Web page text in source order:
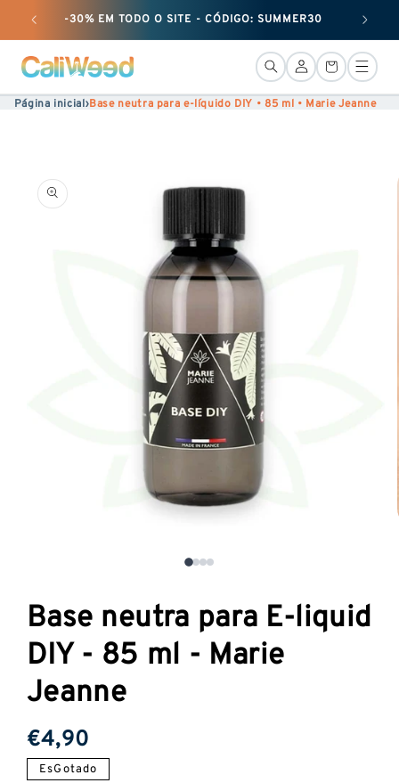
Ignorar
e
passar
ao
conteúdo
-30% EM TODO O SITE - CÓDIGO: SUMMER30 + 50 G
LiGaçãoCesto
Página inicial›Base neutra para e-líquido DIY • 85 ml • Marie Jeanne
Ir para
informações
numa
janela
modal
Base neutra para E-liquid
DIY - 85 ml - Marie
Jeanne
Preço
normal
€4,90
EsGotado